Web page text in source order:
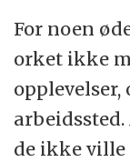
For noen
orket ikke
de ikke ville